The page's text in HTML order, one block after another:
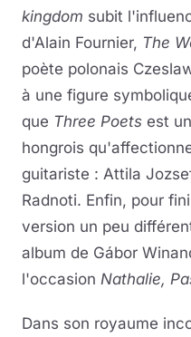
kingdom subit
d'Alain Fournier, The
poète polonais
à une figure
que Three Poets est
hongrois
guitariste : Attila
Radnoti. Enfin, pour
version un peu
album de Gábor
l'occasion Nathalie,
Dans son royaume